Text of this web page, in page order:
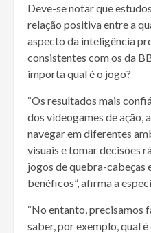
Deve-se notar que
relação positiva entre a
aspecto da inteligência
consistentes com os da
importa qual é o jogo?
“Os resultados mais
dos videogames de ação,
navegar em diferentes
visuais e tomar decisões
jogos de quebra-cabeças
benéficos”, afirma a
“No entanto, precisamos
saber, por exemplo, qual